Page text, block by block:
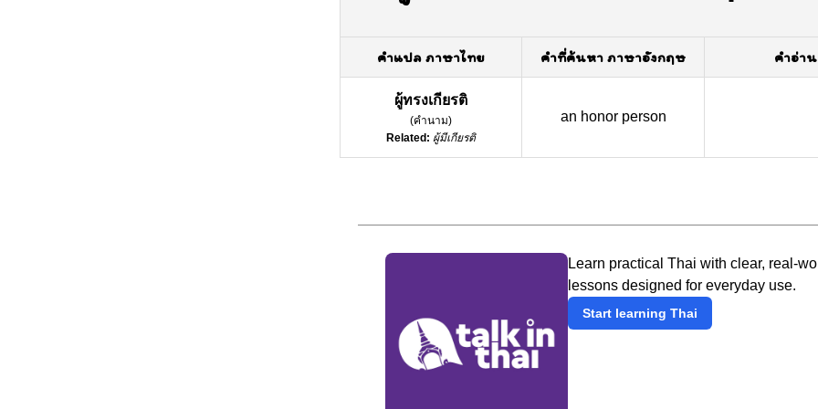
คำแปล ภาษาไทย คำที่ค้นหา ภาษาอังกฤษ คำอ่าน
ผู้ทรงเกียรติ
(คำนาม)
Related: ผู้มีเกียรติ
an honor person
Learn practical Thai with clear, real-
lessons designed for everyday use.
Start learning Thai